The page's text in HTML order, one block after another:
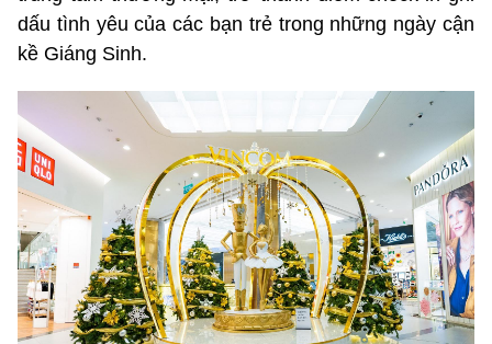
dấu tình yêu của các bạn trẻ trong những ngày cận
kề Giáng Sinh.